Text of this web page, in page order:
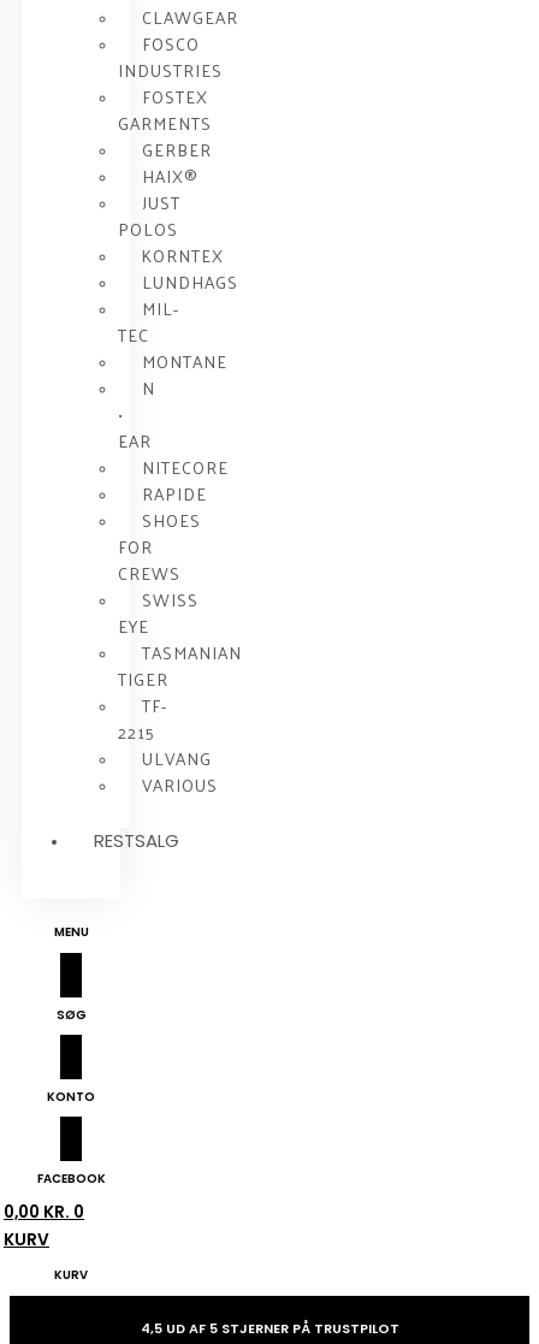
CLAWGEAR
FOSCO
INDUSTRIES
FOSTEX
GARMENTS
GERBER
HAIX®
JUST
POLOS
KORNTEX
LUNDHAGS
MIL-
TEC
MONTANE
N
•
EAR
NITECORE
RAPIDE
SHOES
FOR
CREWS
SWISS
EYE
TASMANIAN
TIGER
TF-
2215
ULVANG
VARIOUS
RESTSALG
MENU
SØG
KONTO
FACEBOOK
0,00 KR. 0
KURV
KURV
4,5 UD AF 5 STJERNER PÅ TRUSTPILOT